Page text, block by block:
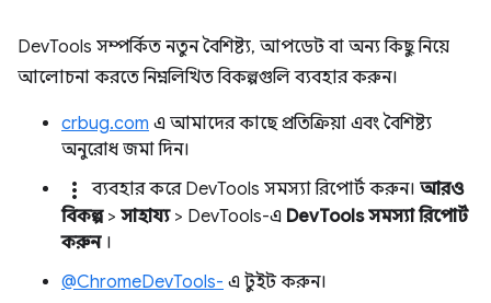
DevTools সম্পর্কিত নতুন বৈশিষ্ট্য, আপডেট বা অন্য কিছু নিয়ে
আলোচনা করতে নিম্নলিখিত বিকল্পগুলি ব্যবহার করুন।
crbug.com এ আমাদের কাছে প্রতিক্রিয়া এবং বৈশিষ্ট্য
অনুরোধ জমা দিন।
more_vert ব্যবহার করে DevTools সমস্যা রিপোর্ট করুন। আরও
বিকল্প> সাহায্য> DevTools-এ DevTools সমস্যা রিপোর্ট
করুন।
@ChromeDevTools- এ টুইট করুন।